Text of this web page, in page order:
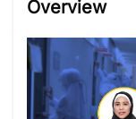
Overview